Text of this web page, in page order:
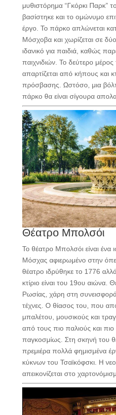
μυθιστόρημα “Γκόρκι Παρκ”
βασίστηκε και το ομώνυμο
έργο. Το πάρκο απλώνεται
Μόσχοβα και χωρίζεται σε
ιδανικό για παιδιά, καθώς
παιχνιδιών. Το δεύτερο
απαρτίζεται από κήπους και
πρόσβασης. Ωστόσο, μια
πάρκο θα είναι σίγουρα
Θέατρο Μπολσόι
Το θέατρο Μπολσόι είναι ένα
Μόσχας αφιερωμένο στην
θέατρο ιδρύθηκε το 1776
κτίριο είναι του 19ου αιώνα.
Ρωσίας, χάρη στη
τέχνες. Ο θίασος του, που
μπαλέτου, μουσικούς και
από τους πιο παλιούς και
παγκοσμίως. Στη σκηνή του
πρεμιέρα πολλά φημισμένα
κύκνων του Τσαϊκόφσκι. Η
απεικονίζεται στο